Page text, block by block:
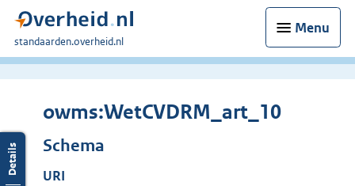
Menu
U
bent
standaarden.overheid.nl
owms:WetCVDRM_art_10
Schema
URI